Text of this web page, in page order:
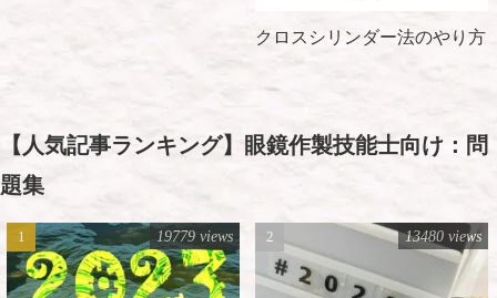
クロスシリンダー法のやり方
【人気記事ランキング】眼鏡作製技能士向け：問
題集
19779 views 13480 views